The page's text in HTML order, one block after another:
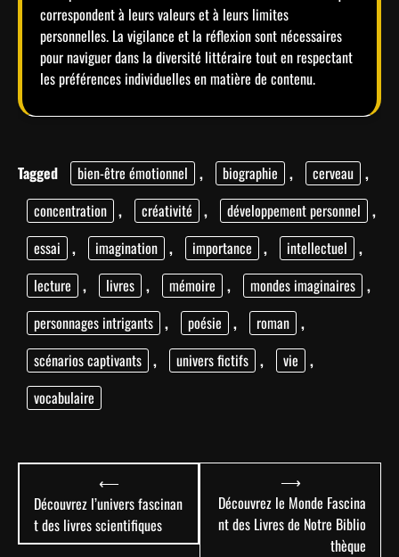
correspondent à leurs valeurs et à leurs limites
personnelles. La vigilance et la réflexion sont nécessaires
pour naviguer dans la diversité littéraire tout en respectant
les préférences individuelles en matière de contenu.
Tagged bien-être émotionnel , biographie , cerveau ,
concentration , créativité , développement personnel ,
essai , imagination , importance , intellectuel ,
lecture , livres , mémoire , mondes imaginaires ,
personnages intrigants , poésie , roman ,
scénarios captivants , univers fictifs , vie ,
vocabulaire
de
l’article
⟵
Découvrez l’univers fascinan
t des livres scientifiques
Découvrez le Monde Fascina
nt des Livres de Notre Biblio
thèque
⟶